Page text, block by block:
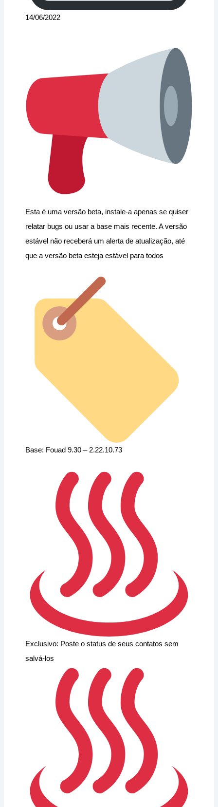
14/06/2022
Esta é uma versão beta, instale-a apenas se quiser
relatar bugs ou usar a base mais recente. A versão
estável não receberá um alerta de atualização, até
que a versão beta esteja estável para todos
Base: Fouad 9.30 – 2.22.10.73
Exclusivo: Poste o status de seus contatos sem
salvá-los